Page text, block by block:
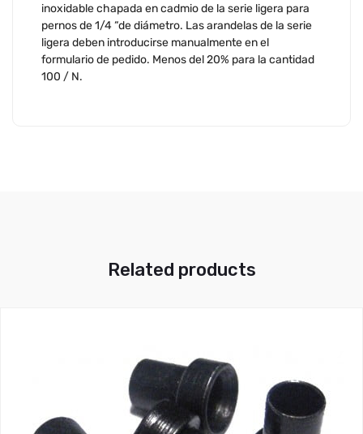
inoxidable chapada en cadmio de la serie ligera para
pernos de 1/4 “de diámetro. Las arandelas de la serie
ligera deben introducirse manualmente en el
formulario de pedido. Menos del 20% para la cantidad
100 / N.
Related products